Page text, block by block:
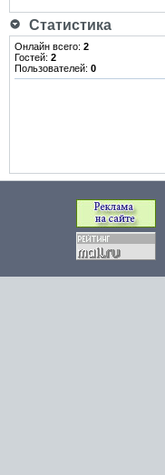
Статистика
Онлайн всего: 2
Гостей: 2
Пользователей: 0